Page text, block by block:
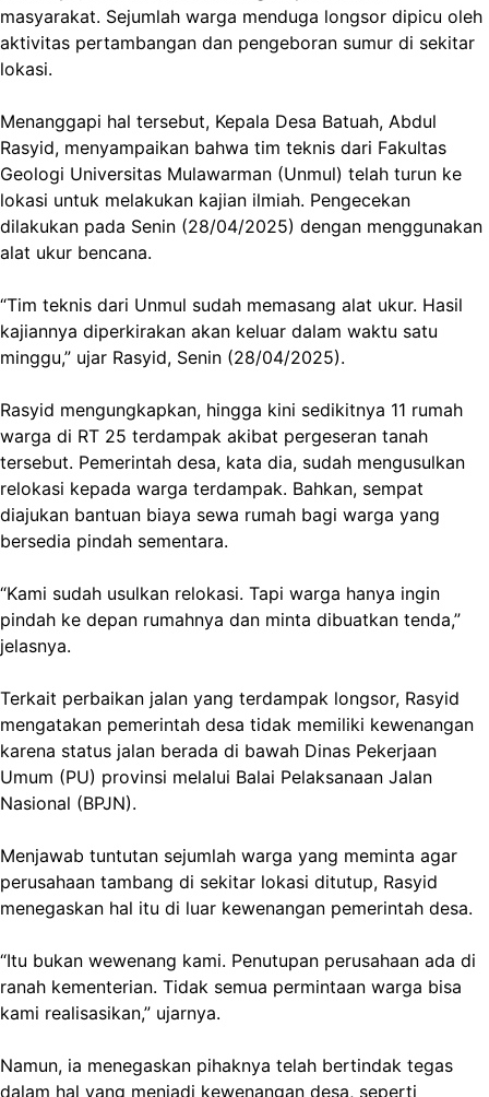
masyarakat. Sejumlah warga menduga longsor dipicu oleh
aktivitas pertambangan dan pengeboran sumur di sekitar
lokasi.
Menanggapi hal tersebut, Kepala Desa Batuah, Abdul
Rasyid, menyampaikan bahwa tim teknis dari Fakultas
Geologi Universitas Mulawarman (Unmul) telah turun ke
lokasi untuk melakukan kajian ilmiah. Pengecekan
dilakukan pada Senin (28/04/2025) dengan menggunakan
alat ukur bencana.
“Tim teknis dari Unmul sudah memasang alat ukur. Hasil
kajiannya diperkirakan akan keluar dalam waktu satu
minggu,” ujar Rasyid, Senin (28/04/2025).
Rasyid mengungkapkan, hingga kini sedikitnya 11 rumah
warga di RT 25 terdampak akibat pergeseran tanah
tersebut. Pemerintah desa, kata dia, sudah mengusulkan
relokasi kepada warga terdampak. Bahkan, sempat
diajukan bantuan biaya sewa rumah bagi warga yang
bersedia pindah sementara.
“Kami sudah usulkan relokasi. Tapi warga hanya ingin
pindah ke depan rumahnya dan minta dibuatkan tenda,”
jelasnya.
Terkait perbaikan jalan yang terdampak longsor, Rasyid
mengatakan pemerintah desa tidak memiliki kewenangan
karena status jalan berada di bawah Dinas Pekerjaan
Umum (PU) provinsi melalui Balai Pelaksanaan Jalan
Nasional (BPJN).
Menjawab tuntutan sejumlah warga yang meminta agar
perusahaan tambang di sekitar lokasi ditutup, Rasyid
menegaskan hal itu di luar kewenangan pemerintah desa.
“Itu bukan wewenang kami. Penutupan perusahaan ada di
ranah kementerian. Tidak semua permintaan warga bisa
kami realisasikan,” ujarnya.
Namun, ia menegaskan pihaknya telah bertindak tegas
dalam hal yang menjadi kewenangan desa, seperti